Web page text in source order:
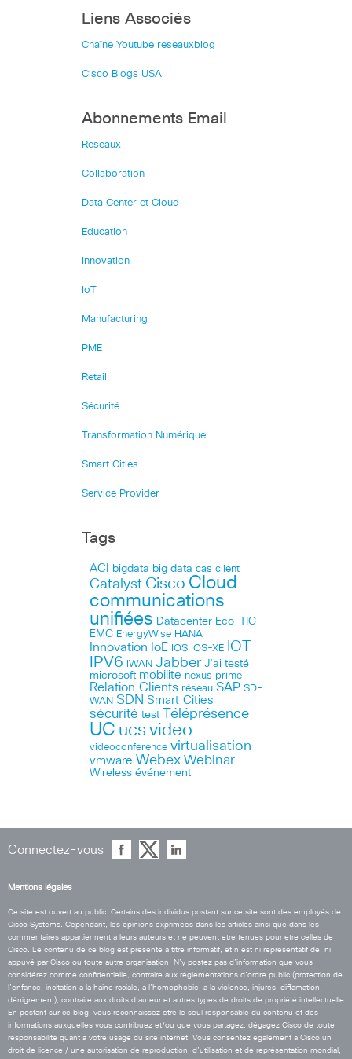
Liens Associés
Chaîne Youtube reseauxblog
Cisco Blogs USA
Abonnements Email
Réseaux
Collaboration
Data Center et Cloud
Education
Innovation
IoT
Manufacturing
PME
Retail
Sécurité
Transformation Numérique
Smart Cities
Service Provider
Tags
ACI bigdata big data cas client
Catalyst Cisco Cloud
communications
unifiées Datacenter Eco-TIC
EMC EnergyWise HANA
Innovation IoE IOS IOS-XE IOT
IPV6 IWAN Jabber J’ai testé
microsoft mobilite nexus prime
Relation Clients réseau SAP SD-
WAN SDN Smart Cities
sécurité test Téléprésence
UC ucs video
videoconference virtualisation
vmware Webex Webinar
Wireless événement
Connectez-vous
Mentions légales
Ce site est ouvert au public. Certains des individus postant sur ce site sont des employés de
Cisco Systems. Cependant, les opinions exprimées dans les articles ainsi que dans les
commentaires appartiennent a leurs auteurs et ne peuvent etre tenues pour etre celles de
Cisco. Le contenu de ce blog est présenté a titre informatif, et n’est ni représentatif de, ni
appuyé par Cisco ou toute autre organisation. N’y postez pas d’information que vous
considérez comme confidentielle, contraire aux réglementations d’ordre public (protection de
l’enfance, incitation a la haine raciale, a l’homophobie, a la violence, injures, diffamation,
dénigrement), contraire aux droits d’auteur et autres types de droits de propriété intellectuelle.
En postant sur ce blog, vous reconnaissez etre le seul responsable du contenu et des
informations auxquelles vous contribuez et/ou que vous partagez, dégagez Cisco de toute
responsabilité quant a votre usage du site internet. Vous consentez également a Cisco un
droit de licence / une autorisation de reproduction, d’utilisation et de représentation mondial,